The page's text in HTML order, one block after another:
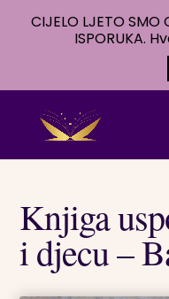
Knjiga
i djecu –
CIJELO LJETO SMO
ISPORUKA.